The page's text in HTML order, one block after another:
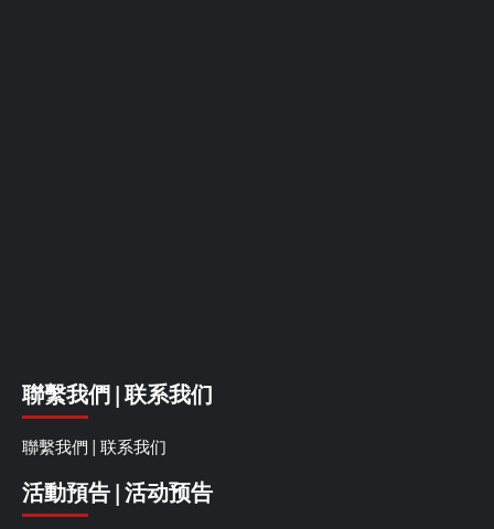
聯繫我們 | 联系我们
聯繫我們 | 联系我们
活動預告 | 活动预告